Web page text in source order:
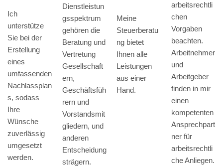
Ich
unterstütze
Sie bei der
Erstellung
eines
umfassenden
Nachlassplan
s, sodass
Ihre
Wünsche
zuverlässig
umgesetzt
werden.
Dienstleistun
gsspektrum
gehören die
Beratung und
Vertretung
Gesellschaft
ern,
Geschäftsfüh
rern und
Vorstandsmit
gliedern, und
anderen
Entscheidung
strägern.
Meine
Steuerberatu
ng bietet
Ihnen alle
Leistungen
aus einer
Hand.
arbeitsrechtli
chen
Vorgaben
beachten.
Arbeitnehmer
und
Arbeitgeber
finden in mir
einen
kompetenten
Ansprechpart
ner für
arbeitsrechtli
che Anliegen.